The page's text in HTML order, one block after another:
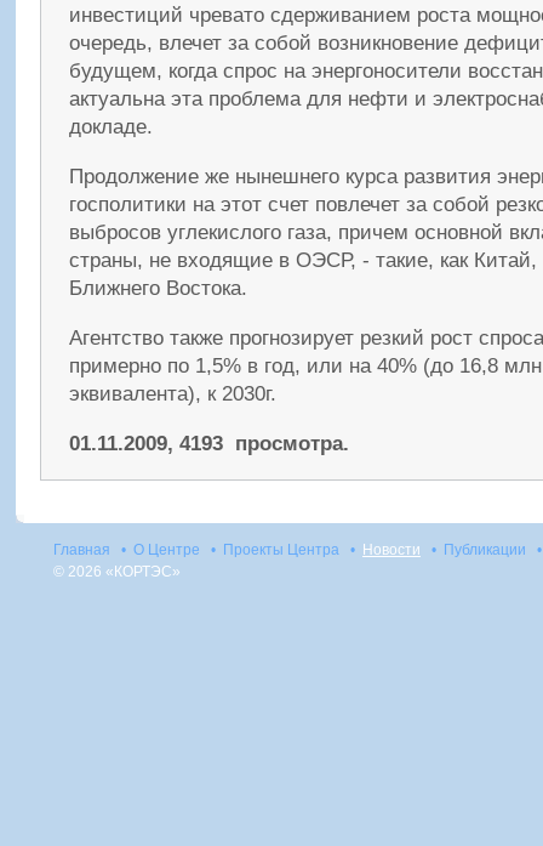
инвестиций чревато сдерживанием роста
очередь, влечет за собой возникновение
будущем, когда спрос на энергоносители
актуальна эта проблема для нефти и
докладе.
Продолжение же нынешнего курса развития
госполитики на этот счет повлечет за собой
выбросов углекислого газа, причем основной
страны, не входящие в ОЭСР, - такие, как
Ближнего Востока.
Агентство также прогнозирует резкий рост
примерно по 1,5% в год, или на 40% (до 16,8
эквивалента), к 2030г.
01.11.2009, 4193 просмотра.
Главная • О Центре • Проекты Центра • Новости • Публикации
•
© 2026 «КОРТЭС»